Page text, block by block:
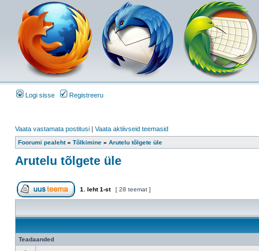
Logi sisse Registreeru
Vaata vastamata postitusi | Vaata aktiivseid teemasid
Foorumi pealeht» Tõlkimine » Arutelu tõlgete üle
Arutelu tõlgete üle
1 . leht1-st [ 28 teemat ]
Teadaanded